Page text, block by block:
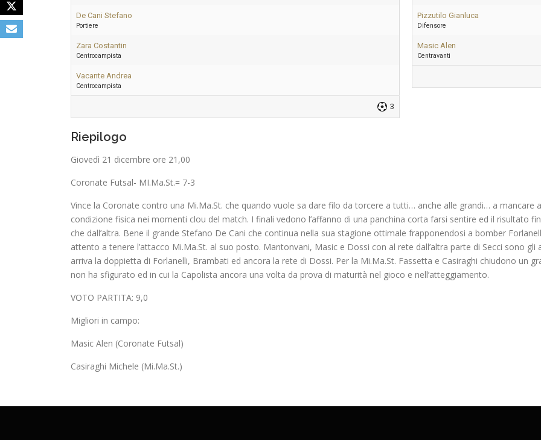
De Cani Stefano
Portiere
Zara Costantin
Centrocampista
Vacante Andrea
Centrocampista
3
Pizzutilo Gianluca
Difensore
Masic Alen
Centravanti
Riepilogo
Giovedì 21 dicembre ore 21,00
Coronate Futsal- MI.Ma.St.= 7-3
Vince la Coronate contro una Mi.Ma.St. che quando vuole sa dare filo da torcere a tutti… anche alle grandi… a mancare
condizione fisica nei momenti clou del match. I finali vedono l’affanno di una panchina corta farsi sentire ed il risultato
che dall’altra. Bene il grande Stefano De Cani che continua nella sua stagione ottimale frapponendosi a bomber
attento a tenere l’attacco Mi.Ma.St. al suo posto. Mantonvani, Masic e Dossi con al rete dall’altra parte di Secci sono
arriva la doppietta di Forlanelli, Brambati ed ancora la rete di Dossi. Per la Mi.Ma.St. Fassetta e Casiraghi chiudono un
non ha sfigurato ed in cui la Capolista ancora una volta da prova di maturità nel gioco e nell’atteggiamento.
VOTO PARTITA: 9,0
Migliori in campo:
Masic Alen (Coronate Futsal)
Casiraghi Michele (Mi.Ma.St.)